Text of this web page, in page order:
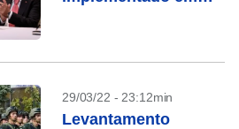
29/03/22 - 23:12min
Levantamento